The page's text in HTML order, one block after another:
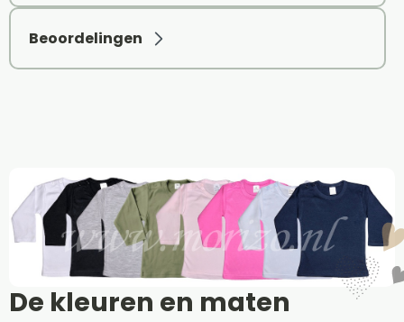
Beoordelingen
De kleuren en maten